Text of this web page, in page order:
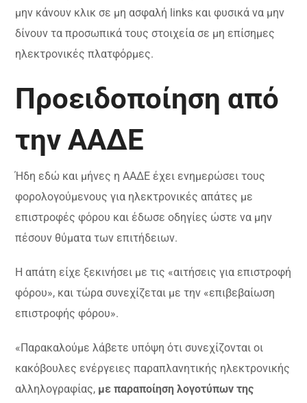
μην κάνουν κλικ σε μη ασφαλή links και φυσικά να μην
δίνουν τα προσωπικά τους στοιχεία σε μη επίσημες
ηλεκτρονικές πλατφόρμες.
Προειδοποίηση από
την ΑΑΔΕ
Ήδη εδώ και μήνες η ΑΑΔΕ έχει ενημερώσει τους
φορολογούμενους για ηλεκτρονικές απάτες με
επιστροφές φόρου και έδωσε οδηγίες ώστε να μην
πέσουν θύματα των επιτήδειων.
Η απάτη είχε ξεκινήσει με τις «αιτήσεις για επιστροφή
φόρου», και τώρα συνεχίζεται με την «επιβεβαίωση
επιστροφής φόρου».
«Παρακαλούμε λάβετε υπόψη ότι συνεχίζονται οι
κακόβουλες ενέργειες παραπλανητικής ηλεκτρονικής
αλληλογραφίας, με παραποίηση λογοτύπων της